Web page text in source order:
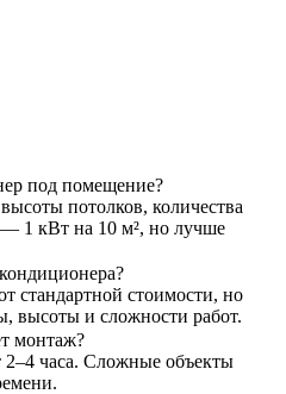
под помещение?
потолков, количества
1 кВт на 10 м², но лучше
стандартной стоимости, но
высоты и сложности работ.
монтаж?
2–4 часа. Сложные объекты